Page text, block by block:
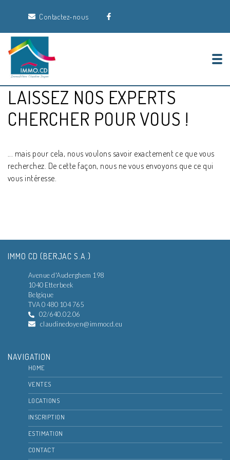
Contactez-nous
LAISSEZ NOS EXPERTS
CHERCHER POUR VOUS !
... mais pour cela, nous voulons savoir exactement ce que vous
recherchez. De cette façon, nous ne vous envoyons que ce qui
vous intéresse.
IMMO CD (BERJAC S.A.)
Avenue d'Auderghem 198
1040 Etterbeek
Belgique
TVA 0 480 104 765
02/640.02.06
claudinedoyen@immocd.eu
NAVIGATION
HOME
VENTES
LOCATIONS
INSCRIPTION
ESTIMATION
CONTACT